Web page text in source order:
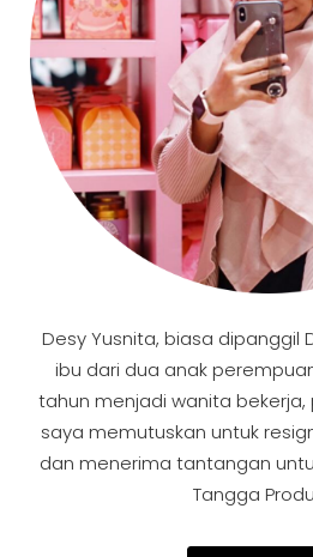
Desy Yusnita, biasa dipanggil
ibu dari dua anak
tahun menjadi wanita bekerja,
saya memutuskan untuk
dan menerima tantangan
Tangga